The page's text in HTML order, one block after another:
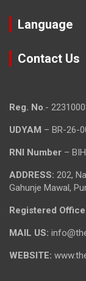
Language
Contact Us
Reg. No.-
UDYAM – BR-26-
RNI Number –
ADDRESS: 202,
Gahunje Mawal,
Registered
MAIL US:
WEBSITE: